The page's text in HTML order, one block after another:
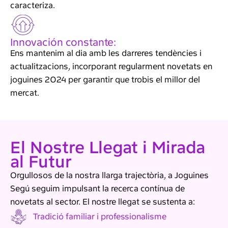
caracteriza.
Innovación constante:
Ens mantenim al dia amb les darreres tendències i
actualitzacions, incorporant regularment novetats en
joguines 2024 per garantir que trobis el millor del
mercat.
El Nostre Llegat i Mirada
al Futur
Orgullosos de la nostra llarga trajectòria, a Joguines
Segú seguim impulsant la recerca contínua de
novetats al sector. El nostre llegat se sustenta a:
Tradició familiar i professionalisme